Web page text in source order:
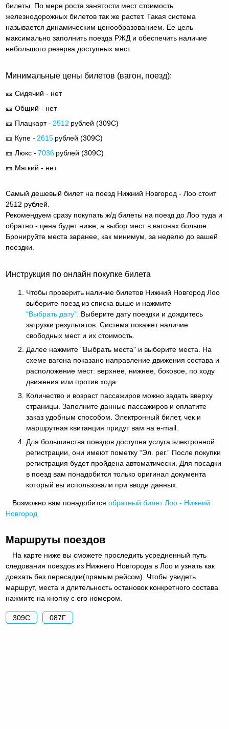
билеты. По мере роста занятости мест стоимость
железнодорожных билетов так же растет. Такая система
называется динамическим ценообразованием. Ее цель
максимально заполнить поезда РЖД и обеспечить наличие
небольшого резерва доступных мест.
Минимальные цены билетов (вагон, поезд):
🎫 Сидячий - нет
🎫 Общий - нет
🎫 Плацкарт - 2512 рублей (309С)
🎫 Купе - 2615 рублей (309С)
🎫 Люкс - 7036 рублей (309С)
🎫 Мягкий - нет
Самый дешевый билет на поезд Нижний Новгород - Лоо стоит
2512 рублей.
Рекомендуем сразу покупать ж/д билеты на поезд до Лоо туда и
обратно - цена будет ниже, а выбор мест в вагонах больше.
Бронируйте места заранее, как минимум, за неделю до вашей
поездки.
Инструкция по онлайн покупке билета
Чтобы проверить наличие билетов Нижний Новгород Лоо
выберите поезд из списка выше и нажмите
“Выбрать дату”. Выберите дату поездки и дождитесь
загрузки результатов. Система покажет наличие
свободных мест и их стоимость.
Далее нажмите "Выбрать места" и выберите места. На
схеме вагона показано направление движения состава и
расположение мест: верхнее, нижнее, боковое, по ходу
движения или против хода.
Количество и возраст пассажиров можно задать вверху
страницы. Заполните данные пассажиров и оплатите
заказ удобным способом. Электронный билет, чек и
маршрутная квитанция придут вам на e-mail.
Для большинства поездов доступна услуга электронной
регистрации, они имеют пометку “Эл. рег.” После покупки
регистрация будет пройдена автоматически. Для посадки
в поезд вам понадобится только оригинал документа
который вы использовали при вводе данных.
Возможно вам понадобитсяобратный билет Лоо - Нижний
Новгород
Маршруты поездов
На карте ниже вы сможете проследить усредненный путь
следования поездов из Нижнего Новгорода в Лоо и узнать как
доехать без пересадки(прямым рейсом). Чтобы увидеть
маршрут, места и длительность остановок конкретного состава
нажмите на кнопку с его номером.
309С 087Г